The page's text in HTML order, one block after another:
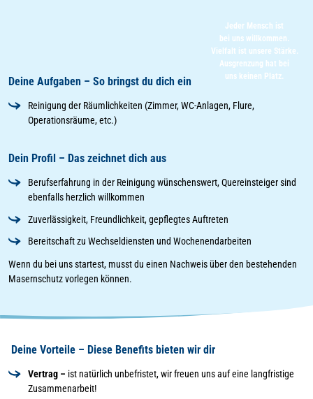
Jeder Mensch ist
bei uns willkommen.
Vielfalt ist unsere Stärke.
Ausgrenzung hat bei
uns keinen Platz.
Deine Aufgaben – So bringst du dich ein
Reinigung der Räumlichkeiten (Zimmer, WC-Anlagen, Flure,
Operationsräume, etc.)
Dein Profil – Das zeichnet dich aus
Berufserfahrung in der Reinigung wünschenswert, Quereinsteiger sind
ebenfalls herzlich willkommen
Zuverlässigkeit, Freundlichkeit, gepflegtes Auftreten
Bereitschaft zu Wechseldiensten und Wochenendarbeiten
Wenn du bei uns startest, musst du einen Nachweis über den bestehenden
Masernschutz vorlegen können.
Deine Vorteile – Diese Benefits bieten wir dir
Vertrag – ist natürlich unbefristet, wir freuen uns auf eine langfristige
Zusammenarbeit!